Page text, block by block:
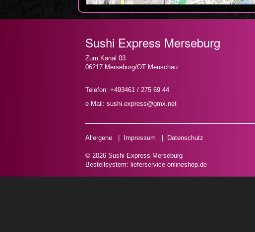
Sushi Express Merseburg
Zum Kanal 03
06217 Merseburg/OT Meuschau
Telefon: +493461 / 275 69 44
e Mail: sushi.express@gmx.net
Allergene Impressum Datenschutz
© 2026 Sushi Express Merseburg
Bestellsystem: lieferservice-onlineshop.de